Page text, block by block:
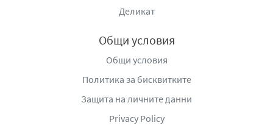
Деликат
Общи условия
Общи условия
Политика за бисквитките
Защита на личните данни
Privacy Policy